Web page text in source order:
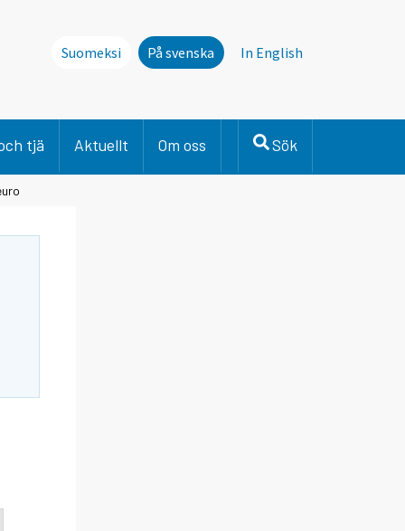
Suomeksi På svenska In English
tjä Aktuellt Om oss Sök